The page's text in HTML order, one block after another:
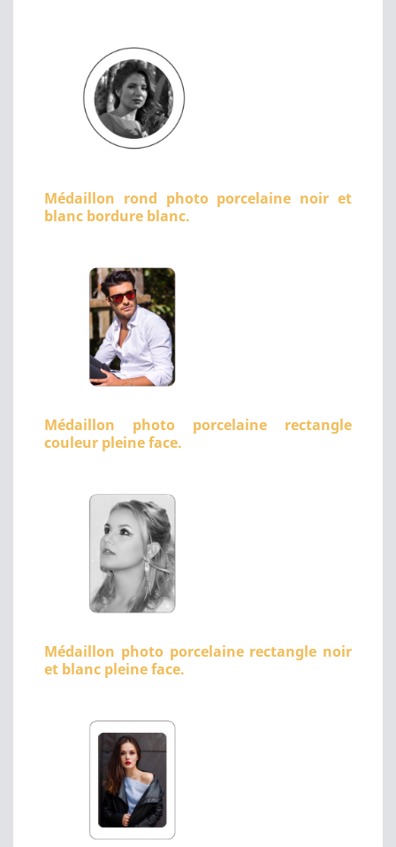
Médaillon rond photo porcelaine noir et
blanc bordure blanc.
Médaillon photo porcelaine rectangle
couleur pleine face.
Médaillon photo porcelaine rectangle noir
et blanc pleine face.